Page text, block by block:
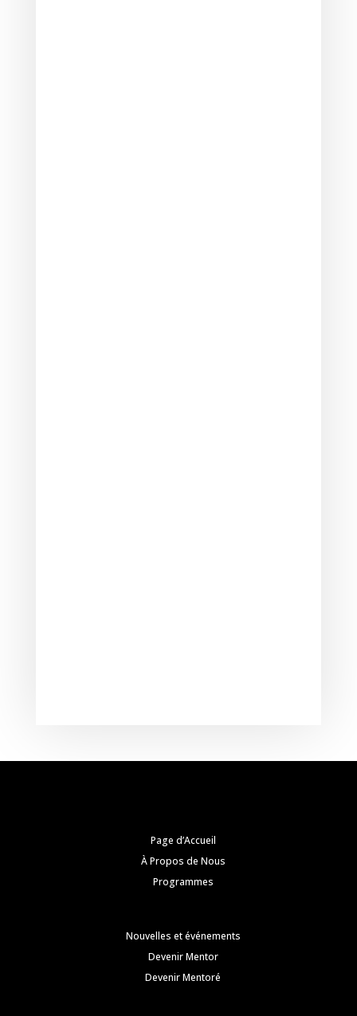
Page d’Accueil
À Propos de Nous
Programmes
Nouvelles et événements
Devenir Mentor
Devenir Mentoré